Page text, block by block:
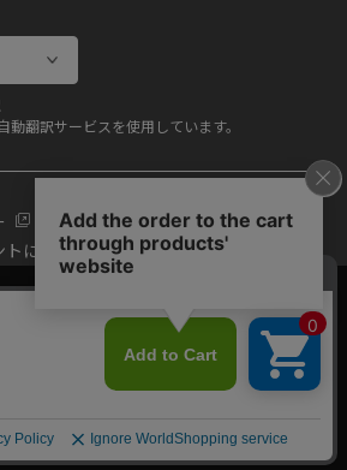
翻訳サービスを使用しています。
に対する基本方針
All Rights Reserved. ITOEN, LTD.
向上およびコンテンツの最適な提供、ト
としてCookieを使用しています。
た場合、Cookieの利用に同意したものと
閉じる